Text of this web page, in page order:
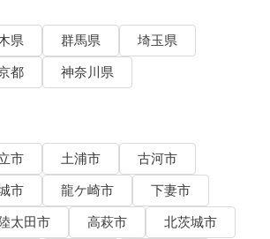
県 群馬県
埼玉県
都 神奈川県
市 土浦市
古河市
市 龍ケ崎市
下妻市
太田市 高萩市
北茨城市